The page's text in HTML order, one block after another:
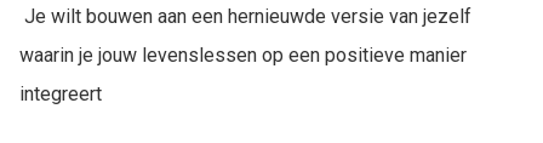
Je wilt bouwen aan een hernieuwde versie van jezelf
waarin je jouw levenslessen op een positieve manier
integreert